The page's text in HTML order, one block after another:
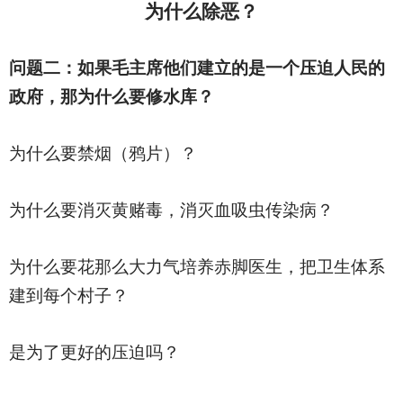
为什么除恶？
问题二：如果毛主席他们建立的是一个压迫人民的
政府，那为什么要修水库？
为什么要禁烟（鸦片）？
为什么要消灭黄赌毒，消灭血吸虫传染病？
为什么要花那么大力气培养赤脚医生，把卫生体系
建到每个村子？
是为了更好的压迫吗？